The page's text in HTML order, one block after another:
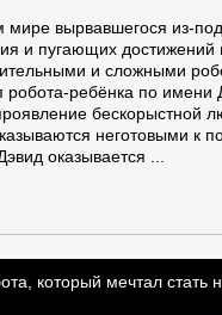
вырвавшегося из-
и пугающих
и сложными
робота-ребёнка по имени
бескорыстной
неготовыми к
оказывается ...